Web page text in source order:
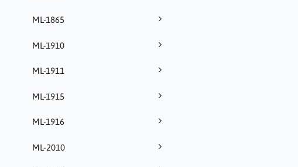
ML-1865
ML-1910
ML-1911
ML-1915
ML-1916
ML-2010